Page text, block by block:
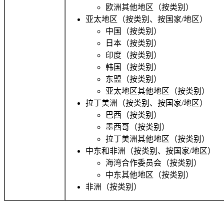
欧洲其他地区（按类别）
亚太地区（按类别、按国家/地区）
中国（按类别）
日本（按类别）
印度（按类别）
韩国（按类别）
东盟（按类别）
亚太地区其他地区（按类别）
拉丁美洲（按类别、按国家/地区）
巴西（按类别）
墨西哥（按类别）
拉丁美洲其他地区（按类别）
中东和非洲（按类别、按国家/地区）
海湾合作委员会（按类别）
中东其他地区（按类别）
非洲（按类别）